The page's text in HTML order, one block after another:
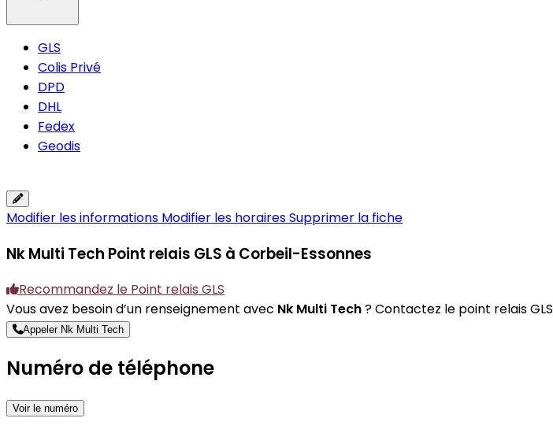
GLS
Colis Privé
DPD
DHL
Fedex
Geodis
Modifier les informations Modifier les horairesSupprimer la fiche
Nk Multi Tech Point relais GLS à Corbeil-Essonnes
Recommandez le Point relais GLS
Vous avez besoin d’un renseignement avec Nk Multi Tech? Contactez le point relais GLS
Appeler Nk Multi Tech
Numéro de téléphone
Voir le numéro